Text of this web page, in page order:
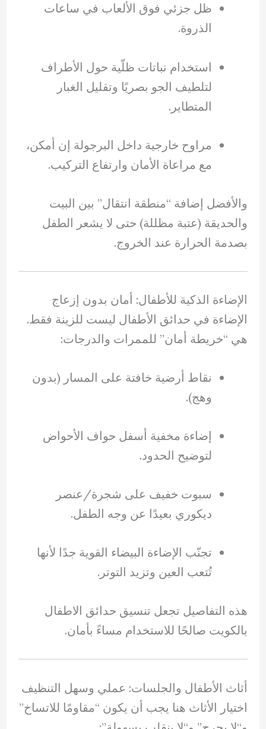
ظل جزئي فوق الألعاب في ساعات
الذروة.
استخدام نباتات ظلّية حول الأطراف
لتلطيف الجو بصريًا وتقليل الغبار
المتطاير.
مراوح خارجية داخل البرجولة إن أمكن،
مع مراعاة الأمان وارتفاع التركيب.
والأفضل إضافة “منطقة انتقال” بين البيت
والحديقة (عتبة مظللة) حتى لا يشعر الطفل
بصدمة الحرارة عند الخروج.
الإضاءة الذكية للأطفال: أمان بدون إزعاج
الإضاءة في حدائق الأطفال ليست للزينة فقط.
هي “خريطة أمان” للممرات والدرجات:
نقاط أرضية خافتة على المسار (بدون
وهج).
إضاءة مخفية أسفل حواف الأحواض
لتوضيح الحدود.
سبوت خفيف على شجرة/عنصر
ديكوري بعيدًا عن وجه الطفل.
تجنّب الإضاءة البيضاء القوية جدًا لأنها
تُتعب العين وتزيد التوتر.
هذه التفاصيل تجعل تنسيق حدائق الاطفال
بالكويت صالحًا للاستخدام مساءً بأمان.
أثاث الأطفال والجلسات: عملي وسهل التنظيف
اختيار الأثاث هنا يجب أن يكون “مقاومًا للاتساخ”